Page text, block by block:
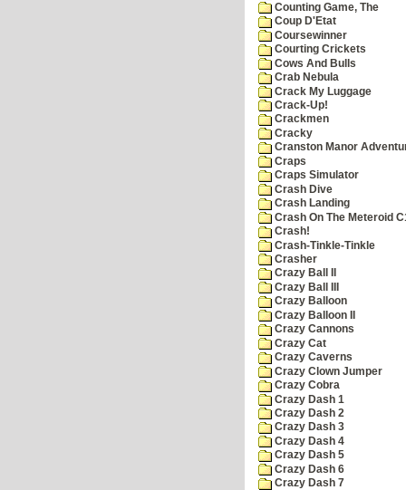
Counting Game, The
Coup D'Etat
Coursewinner
Courting Crickets
Cows And Bulls
Crab Nebula
Crack My Luggage
Crack-Up!
Crackmen
Cracky
Cranston Manor
Craps
Craps Simulator
Crash Dive
Crash Landing
Crash On The Meteroid
Crash!
Crash-Tinkle-Tinkle
Crasher
Crazy Ball II
Crazy Ball III
Crazy Balloon
Crazy Balloon II
Crazy Cannons
Crazy Cat
Crazy Caverns
Crazy Clown Jumper
Crazy Cobra
Crazy Dash 1
Crazy Dash 2
Crazy Dash 3
Crazy Dash 4
Crazy Dash 5
Crazy Dash 6
Crazy Dash 7